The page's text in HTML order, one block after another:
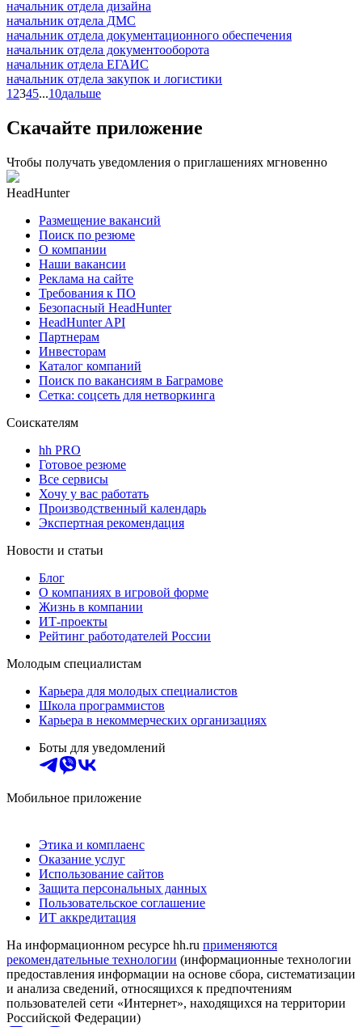
начальник отдела дизайна
начальник отдела ДМС
начальник отдела документационного обеспечения
начальник отдела документооборота
начальник отдела ЕГАИС
начальник отдела закупок и логистики
1 2345...10дальше
Скачайте приложение
Чтобы получать уведомления о приглашениях мгновенно
HeadHunter
Размещение вакансий
Поиск по резюме
О компании
Наши вакансии
Реклама на сайте
Требования к ПО
Безопасный HeadHunter
HeadHunter API
Партнерам
Инвесторам
Каталог компаний
Поиск по вакансиям в Баграмове
Сетка: соцсеть для нетворкинга
Соискателям
hh PRO
Готовое резюме
Все сервисы
Хочу у вас работать
Производственный календарь
Экспертная рекомендация
Новости и статьи
Блог
О компаниях в игровой форме
Жизнь в компании
ИТ-проекты
Рейтинг работодателей России
Молодым специалистам
Карьера для молодых специалистов
Школа программистов
Карьера в некоммерческих организациях
Боты для уведомлений
Мобильное приложение
Этика и комплаенс
Оказание услуг
Использование сайтов
Защита персональных данных
Пользовательское соглашение
ИТ аккредитация
На информационном ресурсе hh.ru применяются
рекомендательные технологии (информационные технологии
предоставления информации на основе сбора, систематизации
и анализа сведений, относящихся к предпочтениям
пользователей сети «Интернет», находящихся на территории
Российской Федерации)